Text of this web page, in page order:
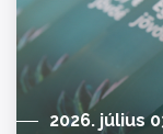
2026. július